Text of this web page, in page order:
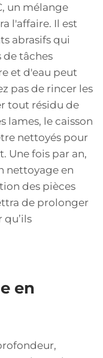
un mélange
l'affaire. Il est
abrasifs qui
de tâches
et d'eau peut
pas de rincer les
tout résidu de
lames, le caisson
nettoyés pour
Une fois par an,
nettoyage en
des pièces
de prolonger
qu’ils
en